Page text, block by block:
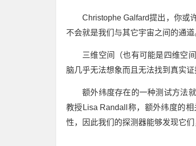
Christophe Galfard提出，你或
不会就是我们与其它宇宙之间的通道
三维空间（也有可能是四维空
脑几乎无法想象而且无法找到真实证
额外纬度存在的一种测试方法
教授Lisa Randall称，额外纬度的
性，因此我们的探测器能够发现它们